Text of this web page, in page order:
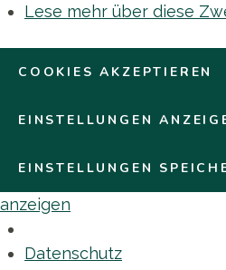
Lese mehr über diese
COOKIES AKZEPTIEREN
EINSTELLUNGEN
EINSTELLUNGEN
anzeigen
Datenschutz